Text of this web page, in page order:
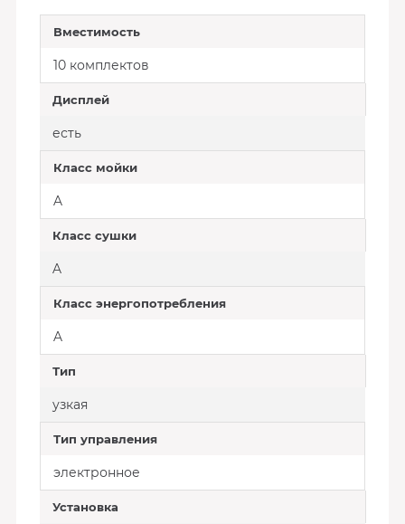
Вместимость
10 комплектов
Дисплей
есть
Класс мойки
A
Класс сушки
A
Класс энергопотребления
A
Тип
узкая
Тип управления
электронное
Установка